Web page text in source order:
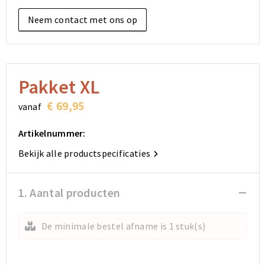
Elektronica, Gadgets en USB
Sleutelhangers en Lanyards
Anti-stress
Lampen en Gereedschap
Snoepgoed
Reistassensets
Goodiebags
Golftassen
Opvouwbare tassen
Matrozentassen
Bodywarmers
Kleding sets
Reistassensets
Goodiebags
Golftassen
Opvouwbare tassen
Matrozentassen
Overhemden
Jassen
Broeken en Rokken
Schoenen
Neem contact met ons op
Pakket XL
vanaf € 69,95
Artikelnummer:
Bekijk alle productspecificaties
1. Aantal producten
De minimale bestel afname is 1 stuk(s)